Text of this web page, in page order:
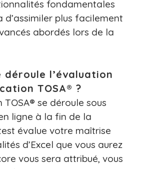
fondamentales
d’assimiler plus facilement
abordés lors de la
déroule l’évaluation
TOSA® ?
se déroule sous
ligne à la fin de la
évalue votre maîtrise
d’Excel que vous aurez
vous sera attribué, vous